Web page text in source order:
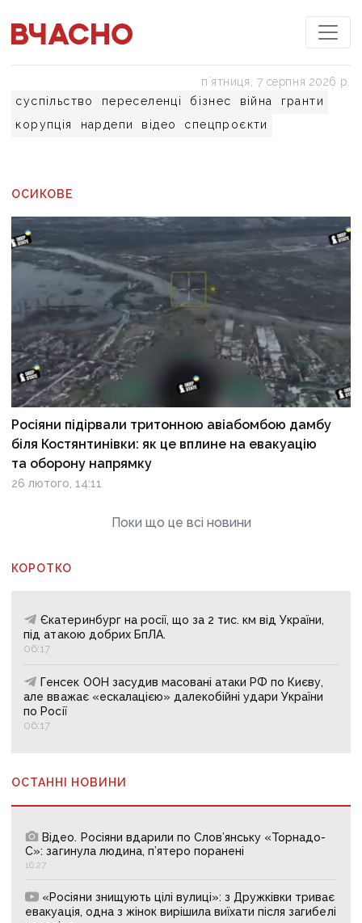
суспільство переселенці бізнес війна
гранти
корупція
нардепи відео спецпроєкти
пʼятниця, 7 серпня 2026 р.
ОСИКОВЕ
Росіяни підірвали тритонною авіабомбою дамбу
біля Костянтинівки: як це вплине на евакуацію
та оборону напрямку
26 лютого, 14:11
Поки що це всі новини
КОРОТКО
Єкатеринбург на росії, що за 2 тис. км від України,
під атакою добрих БпЛА.
06:17
Генсек ООН засудив масовані атаки РФ по Києву,
але вважає «ескалацією» далекобійні удари України
по Росії
06:17
ОСТАННІ НОВИНИ
Відео. Росіяни вдарили по Слов’янську «Торнадо-
С»: загинула людина, п’ятеро поранені
16:27
«Росіяни знищують цілі вулиці»: з Дружківки триває
евакуація, одна з жінок вирішила виїхати після загибелі